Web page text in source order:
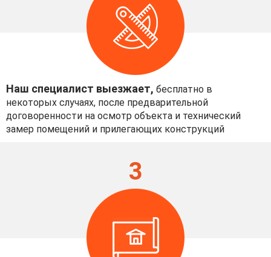
Наш специалист выезжает, бесплатно в
некоторых случаях, после предварительной
договоренности на осмотр объекта и технический
замер помещений и прилегающих конструкций
3